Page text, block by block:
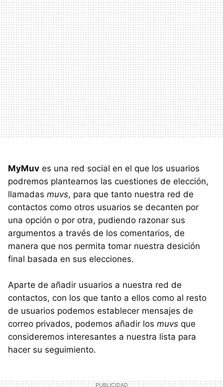
MyMuv es una red social en el que los usuarios
podremos plantearnos las cuestiones de elección,
llamadas muvs, para que tanto nuestra red de
contactos como otros usuarios se decanten por
una opción o por otra, pudiendo razonar sus
argumentos a través de los comentarios, de
manera que nos permita tomar nuestra desición
final basada en sus elecciones.
Aparte de añadir usuarios a nuestra red de
contactos, con los que tanto a ellos como al resto
de usuarios podemos establecer mensajes de
correo privados, podemos añadir los muvs que
consideremos interesantes a nuestra lista para
hacer su seguimiento.